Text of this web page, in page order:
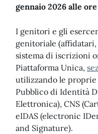
gennaio 2026 alle
I genitori e gli
genitoriale
sistema di iscrizioni
Piattaforma Unica,
utilizzando le proprie
Pubblico di Identità
Elettronica), CNS
eIDAS (electronic
and Signature).